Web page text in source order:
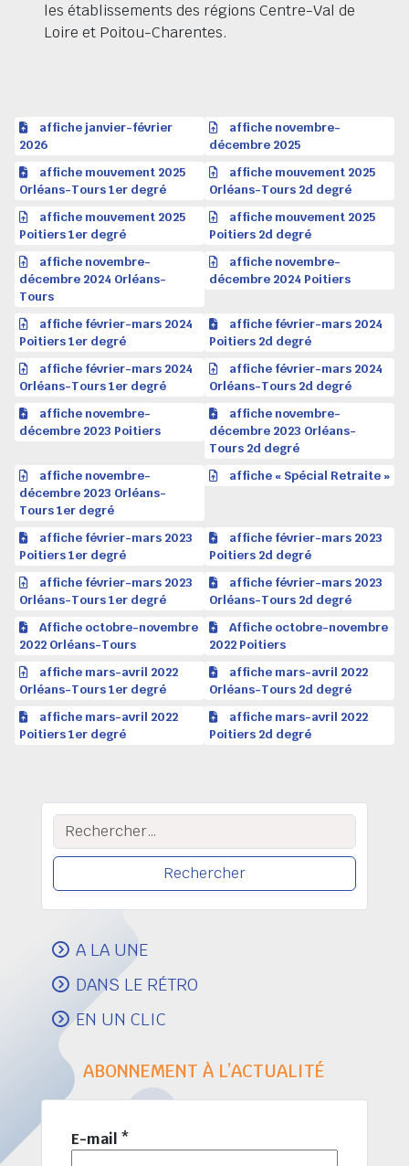
les établissements des régions Centre-Val de
Loire et Poitou-Charentes.
affiche janvier-février
2026
affiche novembre-
décembre 2025
affiche mouvement 2025
Orléans-Tours 1er degré
affiche mouvement 2025
Orléans-Tours 2d degré
affiche mouvement 2025
Poitiers 1er degré
affiche mouvement 2025
Poitiers 2d degré
affiche novembre-
décembre 2024 Orléans-
Tours
affiche novembre-
décembre 2024 Poitiers
affiche février-mars 2024
Poitiers 1er degré
affiche février-mars 2024
Poitiers 2d degré
affiche février-mars 2024
Orléans-Tours 1er degré
affiche février-mars 2024
Orléans-Tours 2d degré
affiche novembre-
décembre 2023 Poitiers
affiche novembre-
décembre 2023 Orléans-
Tours 2d degré
affiche novembre-
décembre 2023 Orléans-
Tours 1er degré
affiche « Spécial Retraite »
affiche février-mars 2023
Poitiers 1er degré
affiche février-mars 2023
Poitiers 2d degré
affiche février-mars 2023
Orléans-Tours 1er degré
affiche février-mars 2023
Orléans-Tours 2d degré
Affiche octobre-novembre
2022 Orléans-Tours
Affiche octobre-novembre
2022 Poitiers
affiche mars-avril 2022
Orléans-Tours 1er degré
affiche mars-avril 2022
Orléans-Tours 2d degré
affiche mars-avril 2022
Poitiers 1er degré
affiche mars-avril 2022
Poitiers 2d degré
Rechercher :
A LA UNE
DANS LE RÉTRO
EN UN CLIC
ABONNEMENT À L’ACTUALITÉ
E-mail *